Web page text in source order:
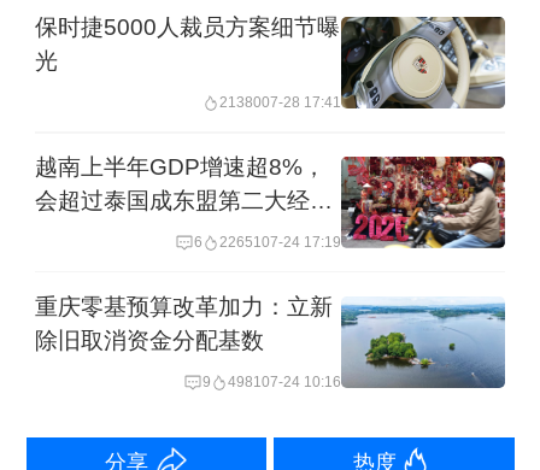
缴存比例。
据第一财经总结，各个城市的住房公积
一是使用场景大幅拓宽，实现“一金多
比如，包括深圳、西安等约30城支
持提取公积金支付首付款；深圳、安阳
明确支持支付购房税款；成都、威海等
地支持代际互助提取；徐州支持暖气费
提取；石家庄、沈阳等地支持物业费提
保时捷5000人裁员方案细节曝
光
2138007-28 17:41
越南上半年GDP增速超8%，
会超过泰国成东盟第二大经济
6 2265107-24 17:19
重庆零基预算改革加力：立新
除旧取消资金分配基数
9 498107-24 10:16
分享 热度